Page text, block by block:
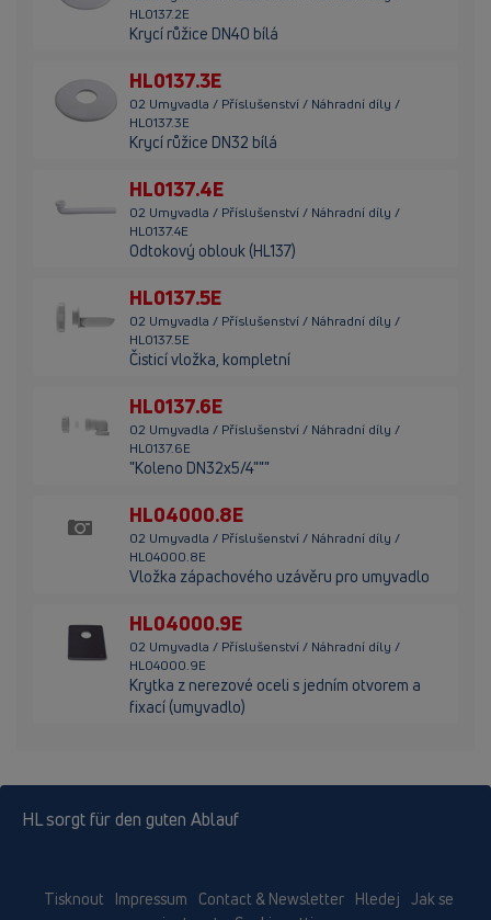
HL0137.2E
Krycí růžice DN40 bílá
HL0137.3E
02 Umyvadla / Příslušenství / Náhradní díly /
HL0137.3E
Krycí růžice DN32 bílá
HL0137.4E
02 Umyvadla / Příslušenství / Náhradní díly /
HL0137.4E
Odtokový oblouk (HL137)
HL0137.5E
02 Umyvadla / Příslušenství / Náhradní díly /
HL0137.5E
Čisticí vložka, kompletní
HL0137.6E
02 Umyvadla / Příslušenství / Náhradní díly /
HL0137.6E
"Koleno DN32x5/4"""
HL04000.8E
02 Umyvadla / Příslušenství / Náhradní díly /
HL04000.8E
Vložka zápachového uzávěru pro umyvadlo
HL04000.9E
02 Umyvadla / Příslušenství / Náhradní díly /
HL04000.9E
Krytka z nerezové oceli s jedním otvorem a
fixací (umyvadlo)
HL sorgt für den guten Ablauf
Tisknout Impressum Contact & Newsletter Hledej Jak se